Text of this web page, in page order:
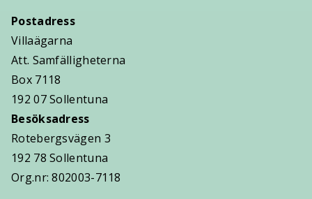
Postadress
Villaägarna
Att. Samfälligheterna
Box 7118
192 07 Sollentuna
Besöksadress
Rotebergsvägen 3
192 78 Sollentuna
Org.nr: 802003-7118